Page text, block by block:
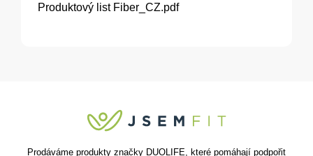
Produktový list Fiber_CZ.pdf
Prodáváme produkty značky DUOLIFE, které pomáhají podpořit